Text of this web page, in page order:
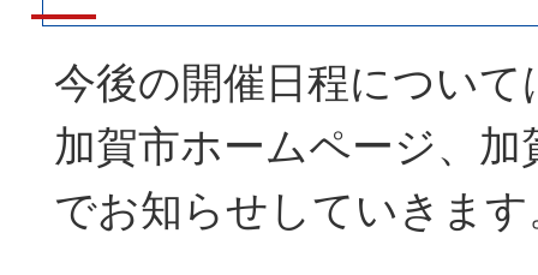
今後の開催日程について
加賀市ホームページ、加
でお知らせしていきます